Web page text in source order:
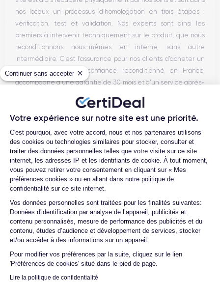
Continuer sans accepter
Votre expérience sur notre site est une priorité.
Plateforme de Gestion du
C'est pourquoi, avec votre accord, nous et nos partenaires utilisons
des cookies ou technologies similaires pour stocker, consulter et
traiter des données personnelles telles que votre visite sur ce site
internet, les adresses IP et les identifiants de cookie. À tout moment,
vous pouvez retirer votre consentement en cliquant sur « Mes
préférences cookies » ou en allant dans notre politique de
confidentialité sur ce site internet.
Vos données personnelles sont traitées pour les finalités suivantes:
Données d'identification par analyse de l’appareil, publicités et
contenu personnalisés, mesure de performance des publicités et du
contenu, études d’audience et développement de services, stocker
et/ou accéder à des informations sur un appareil.
Pour modifier vos préférences par la suite, cliquez sur le lien
'Préférences de cookies' situé dans le pied de page.
Lire la politique de confidentialité
Axeptio consent
nos locaux un processus d’homologation en trois étapes :
vérification, test et validation. Nos experts sont ainsi les
premiers à intervenir techniquement sur le produit, que nous
reconditionnons nous-mêmes en interne, sans autre
intermédiaire. C’est l’assurance pour nos clients d’acheter un
téléphone en toute confiance, reconditionné en France,
accompagné d’une garantie de 30 mois et d’un service après-
Parcours d'un Smartphone